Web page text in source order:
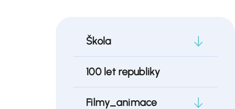
Škola
100 let republiky
Filmy_animace